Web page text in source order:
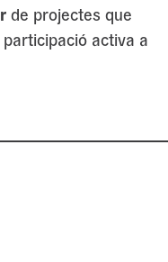
de projectes que
activa a